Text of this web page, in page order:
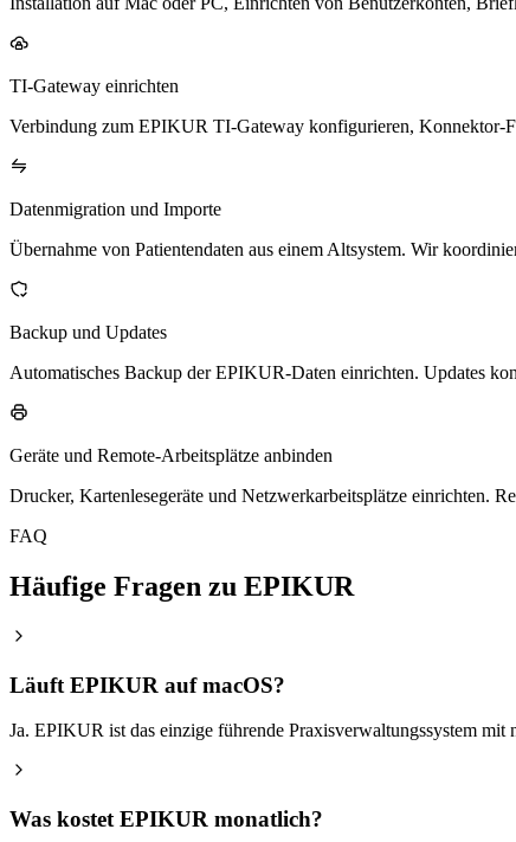
TI-Gateway einrichten
Verbindung zum EPIKUR TI-Gateway konfigurieren, Konnektor-
Datenmigration und Importe
Übernahme von Patientendaten aus einem Altsystem. Wir
Backup und Updates
Automatisches Backup der EPIKUR-Daten einrichten. Updates
Geräte und Remote-Arbeitsplätze anbinden
Drucker, Kartenlesegeräte und Netzwerkarbeitsplätze einrichten.
FAQ
Häufige Fragen zu EPIKUR
Läuft EPIKUR auf macOS?
Ja. EPIKUR ist das einzige führende Praxisverwaltungssystem
Was kostet EPIKUR monatlich?